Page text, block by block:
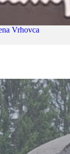
Vrhovca